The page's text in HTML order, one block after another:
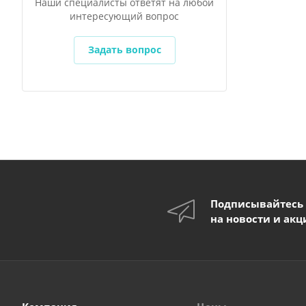
интересующий вопрос
Задать вопрос
Подписывайтесь
на новости и